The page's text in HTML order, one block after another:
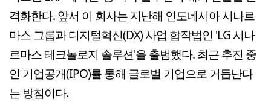
격화한다. 앞서 이 회사는 지난해 인도네시아 시나르
마스 그룹과 디지털혁신(DX) 사업 합작법인 'LG 시나
르마스 테크놀로지 솔루션'을 출범했다. 최근 추진 중
인 기업공개(IPO)를 통해 글로벌 기업으로 거듭난다
는 방침이다.